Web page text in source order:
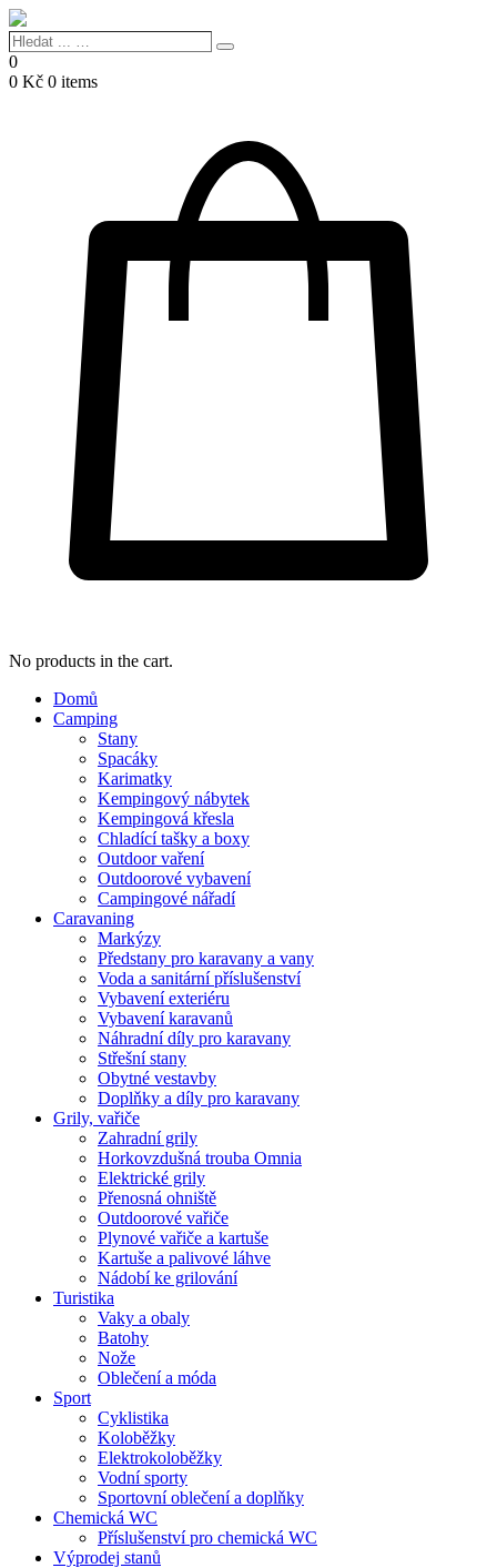
Hledat
...
…
Search
0
0 Kč 0 items
No products in the cart.
Domů
Camping
Stany
Spacáky
Karimatky
Kempingový nábytek
Kempingová křesla
Chladící tašky a boxy
Outdoor vaření
Outdoorové vybavení
Campingové nářadí
Caravaning
Markýzy
Předstany pro karavany a vany
Voda a sanitární příslušenství
Vybavení exteriéru
Vybavení karavanů
Náhradní díly pro karavany
Střešní stany
Obytné vestavby
Doplňky a díly pro karavany
Grily, vařiče
Zahradní grily
Horkovzdušná trouba Omnia
Elektrické grily
Přenosná ohniště
Outdoorové vařiče
Plynové vařiče a kartuše
Kartuše a palivové láhve
Nádobí ke grilování
Turistika
Vaky a obaly
Batohy
Nože
Oblečení a móda
Sport
Cyklistika
Koloběžky
Elektrokoloběžky
Vodní sporty
Sportovní oblečení a doplňky
Chemická WC
Příslušenství pro chemická WC
Výprodej stanů